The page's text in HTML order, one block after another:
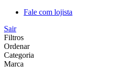
Fale com lojista
Sair
Filtros
Ordenar
Categoria
Marca